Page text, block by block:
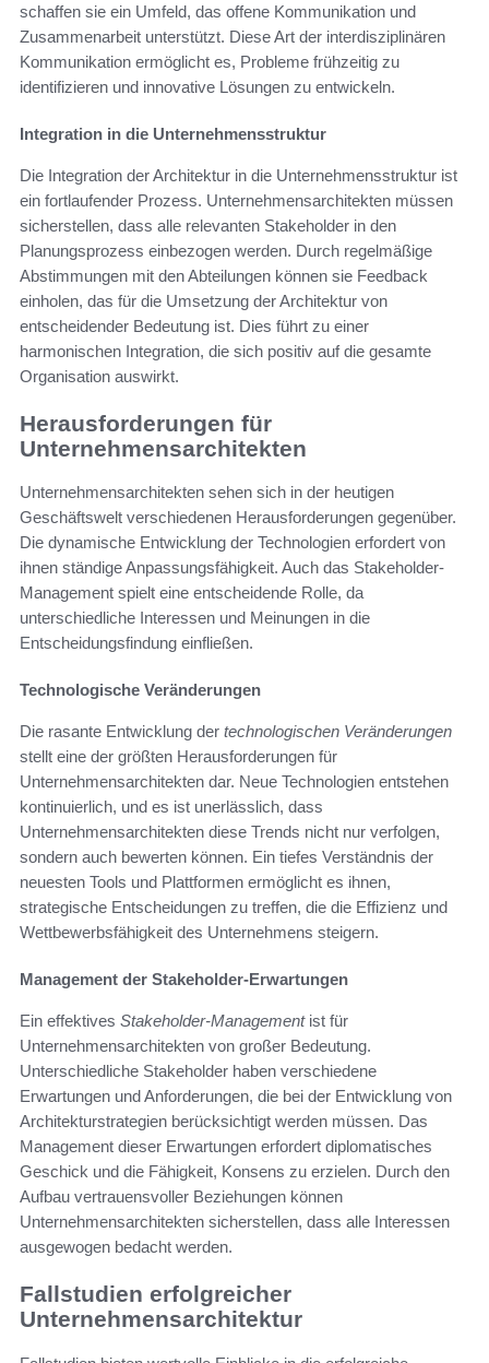
schaffen sie ein Umfeld, das offene Kommunikation und
Zusammenarbeit unterstützt. Diese Art der interdisziplinären
Kommunikation ermöglicht es, Probleme frühzeitig zu
identifizieren und innovative Lösungen zu entwickeln.
Integration in die Unternehmensstruktur
Die Integration der Architektur in die Unternehmensstruktur ist
ein fortlaufender Prozess. Unternehmensarchitekten müssen
sicherstellen, dass alle relevanten Stakeholder in den
Planungsprozess einbezogen werden. Durch regelmäßige
Abstimmungen mit den Abteilungen können sie Feedback
einholen, das für die Umsetzung der Architektur von
entscheidender Bedeutung ist. Dies führt zu einer
harmonischen Integration, die sich positiv auf die gesamte
Organisation auswirkt.
Herausforderungen für
Unternehmensarchitekten
Unternehmensarchitekten sehen sich in der heutigen
Geschäftswelt verschiedenen Herausforderungen gegenüber.
Die dynamische Entwicklung der Technologien erfordert von
ihnen ständige Anpassungsfähigkeit. Auch das Stakeholder-
Management spielt eine entscheidende Rolle, da
unterschiedliche Interessen und Meinungen in die
Entscheidungsfindung einfließen.
Technologische Veränderungen
Die rasante Entwicklung der technologischen Veränderungen
stellt eine der größten Herausforderungen für
Unternehmensarchitekten dar. Neue Technologien entstehen
kontinuierlich, und es ist unerlässlich, dass
Unternehmensarchitekten diese Trends nicht nur verfolgen,
sondern auch bewerten können. Ein tiefes Verständnis der
neuesten Tools und Plattformen ermöglicht es ihnen,
strategische Entscheidungen zu treffen, die die Effizienz und
Wettbewerbsfähigkeit des Unternehmens steigern.
Management der Stakeholder-Erwartungen
Ein effektives Stakeholder-Managementist für
Unternehmensarchitekten von großer Bedeutung.
Unterschiedliche Stakeholder haben verschiedene
Erwartungen und Anforderungen, die bei der Entwicklung von
Architekturstrategien berücksichtigt werden müssen. Das
Management dieser Erwartungen erfordert diplomatisches
Geschick und die Fähigkeit, Konsens zu erzielen. Durch den
Aufbau vertrauensvoller Beziehungen können
Unternehmensarchitekten sicherstellen, dass alle Interessen
ausgewogen bedacht werden.
Fallstudien erfolgreicher
Unternehmensarchitektur